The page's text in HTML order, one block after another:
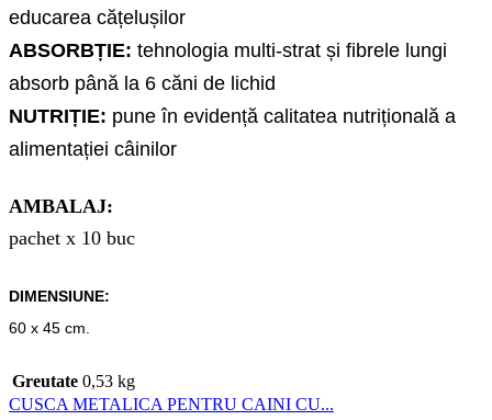
educarea cățelușilor
ABSORBȚIE: tehnologia multi-strat și fibrele lungi
absorb până la 6 căni de lichid
NUTRIȚIE: pune în evidență calitatea nutrițională a
alimentației câinilor
AMBALAJ:
pachet x 10 buc
DIMENSIUNE:
60 x 45 cm.
Greutate 0,53 kg
CUSCA METALICA PENTRU CAINI CU...